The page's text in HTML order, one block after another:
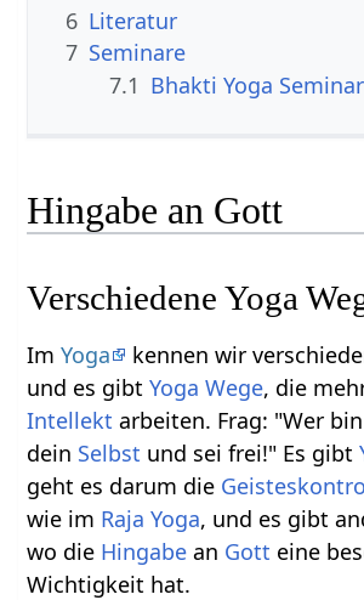
6 Literatur
7 Seminare
7.1 Bhakti Yoga
Hingabe an Gott
Verschiedene Yoga
ImYoga kennen wir
und es gibtYoga Wege, die
Intellekt arbeiten. Frag: "Wer
dein Selbst und sei frei!" Es gibt
geht es darum die
wie im Raja Yoga, und es gibt
wo die Hingabe an Gott eine
Wichtigkeit hat.